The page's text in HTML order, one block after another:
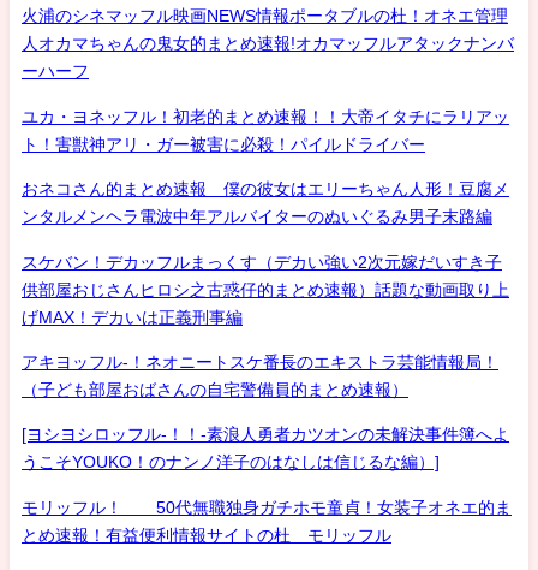
火浦のシネマッフル映画NEWS情報ポータブルの杜！オネエ管理
人オカマちゃんの鬼女的まとめ速報!オカマッフルアタックナンバ
ーハーフ
ユカ・ヨネッフル！初老的まとめ速報！！大帝イタチにラリアッ
ト！害獣神アリ・ガー被害に必殺！パイルドライバー
おネコさん的まとめ速報 僕の彼女はエリーちゃん人形！豆腐メ
ンタルメンヘラ電波中年アルバイターのぬいぐるみ男子末路編
スケバン！デカッフルまっくす（デカい強い2次元嫁だいすき子
供部屋おじさんヒロシ之古惑仔的まとめ速報）話題な動画取り上
げMAX！デカいは正義刑事編
アキヨッフル-！ネオニートスケ番長のエキストラ芸能情報局！
（子ども部屋おばさんの自宅警備員的まとめ速報）
[ヨシヨシロッフル-！！-素浪人勇者カツオンの未解決事件簿へよ
うこそYOUKO！のナンノ洋子のはなしは信じるな編）]
モリッフル！ 50代無職独身ガチホモ童貞！女装子オネエ的ま
とめ速報！有益便利情報サイトの杜 モリッフル